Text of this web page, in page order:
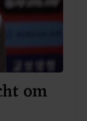
om